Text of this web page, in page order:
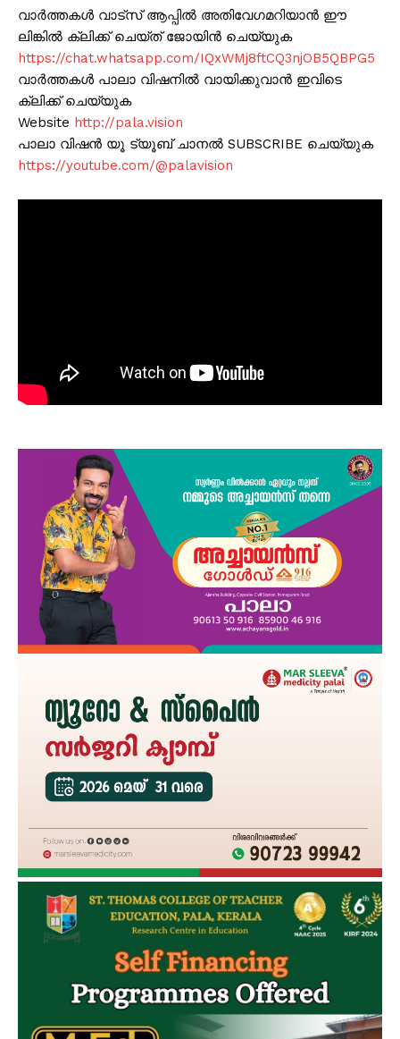
വാർത്തകൾ വാട്സ് ആപ്പിൽ അതിവേഗമറിയാൻ ഈ
ലിങ്കിൽ ക്ലിക്ക് ചെയ്ത് ജോയിൻ ചെയ്യുക
https://chat.whatsapp.com/IQxWMj8ftCQ3njOB5QBPG5
വാർത്തകൾ പാലാ വിഷനിൽ വായിക്കുവാൻ ഇവിടെ
ക്ലിക്ക് ചെയ്യുക
Website http://pala.vision
പാലാ വിഷൻ യൂ ട്യൂബ് ചാനൽ SUBSCRIBE ചെയ്യുക
https://youtube.com/@palavision